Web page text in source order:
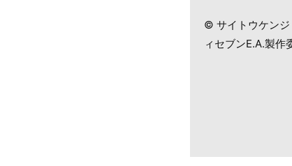
© サイトウケンジ
ィセブンE.A.製作